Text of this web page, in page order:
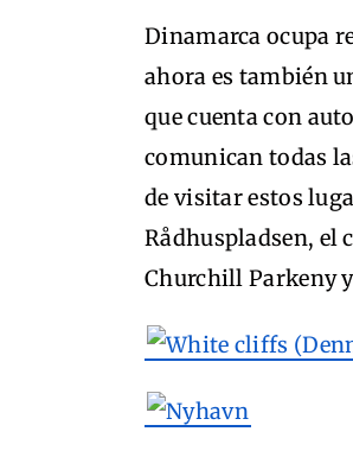
Dinamarca ocupa
ahora es también
que cuenta con
comunican todas
de visitar estos
Rådhuspladsen, el
Churchill Parkeny